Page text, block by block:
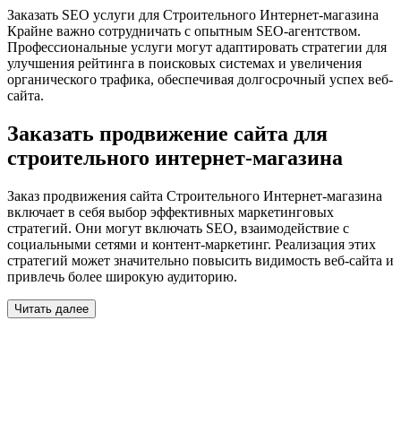
Заказать SEO услуги для Строительного Интернет-магазина
Крайне важно сотрудничать с опытным SEO-агентством.
Профессиональные услуги могут адаптировать стратегии для
улучшения рейтинга в поисковых системах и увеличения
органического трафика, обеспечивая долгосрочный успех веб-
сайта.
Заказать продвижение сайта для
строительного интернет-магазина
Заказ продвижения сайта Строительного Интернет-магазина
включает в себя выбор эффективных маркетинговых
стратегий. Они могут включать SEO, взаимодействие с
социальными сетями и контент-маркетинг. Реализация этих
стратегий может значительно повысить видимость веб-сайта и
привлечь более широкую аудиторию.
Читать далее